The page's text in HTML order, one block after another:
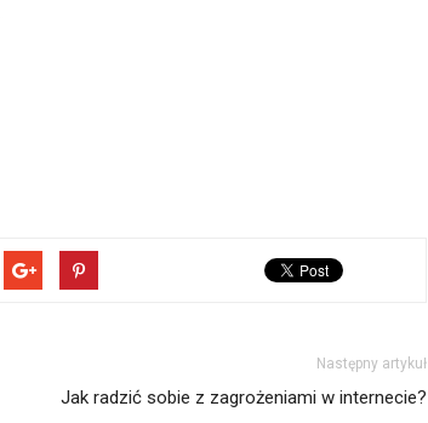
Następny artykuł
Jak radzić sobie z zagrożeniami w internecie?